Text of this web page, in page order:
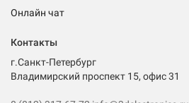
Онлайн чат
Контакты
г.Санкт-Петербург
Владимирский проспект 15, офис 31